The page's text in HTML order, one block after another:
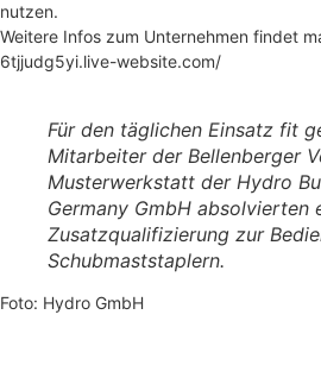
nutzen.
Weitere Infos zum Unternehmen findet
6tjjudg5yi.live-website.com/
Für den täglichen Einsatz fit
Mitarbeiter der Bellenberger
Musterwerkstatt der Hydro
Germany GmbH absolvierten
Zusatzqualifizierung zur
Schubmaststaplern.
Foto: Hydro GmbH